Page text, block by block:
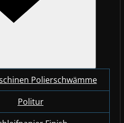
Polierschwämme
Politur